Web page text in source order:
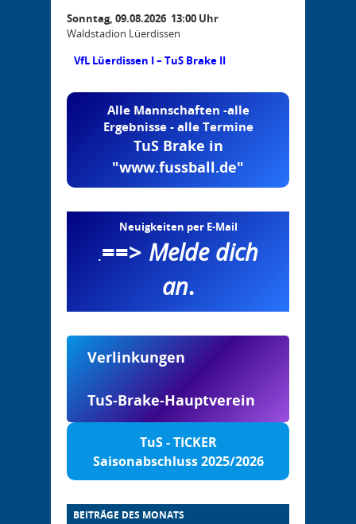
Sonntag, 09.08.2026 13:00 Uhr
Waldstadion Lüerdissen
VfL Lüerdissen I – TuS Brake II
Alle Mannschaften -alle
Ergebnisse - alle Termine
TuS Brake in
"www.fussball.de"
Neuigkeiten per E-Mail
.==> Melde dich
an.
Verlinkungen
TuS-Brake-Hauptverein
TuS - TICKER
Saisonabschluss 2025/2026
BEITRÄGE DES MONATS